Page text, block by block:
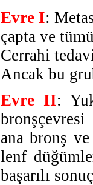
Evre I:
çapta ve
Cerrahi
Ancak bu
Evre II:
ana bronş
lenf
başarılı